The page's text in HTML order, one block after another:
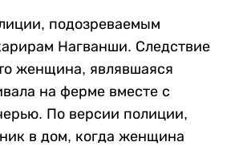
подозреваемым
Нагванши. Следствие
женщина, являвшаяся
на ферме вместе с
По версии полиции,
в дом, когда женщина